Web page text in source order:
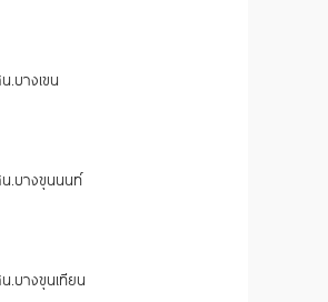
.บางเขน
.บางขุนนนท์
.บางขุนเทียน